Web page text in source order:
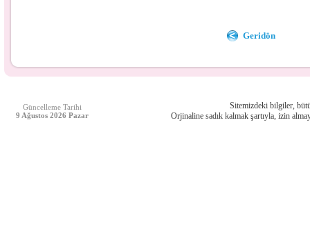
Geridön
Güncelleme Tarihi
9 Ağustos 2026 Pazar
Sitemizdeki bilgiler,
Orjinaline sadık kalmak şartıyla, izin